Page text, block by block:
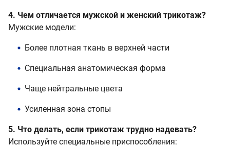
4. Чем отличается мужской и женский трикотаж?
Мужские модели:
Более плотная ткань в верхней части
Специальная анатомическая форма
Чаще нейтральные цвета
Усиленная зона стопы
5. Что делать, если трикотаж трудно надевать?
Используйте специальные приспособления: